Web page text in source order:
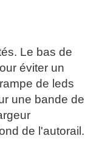
Le bas de
éviter un
de leds
une bande de
de l'autorail.